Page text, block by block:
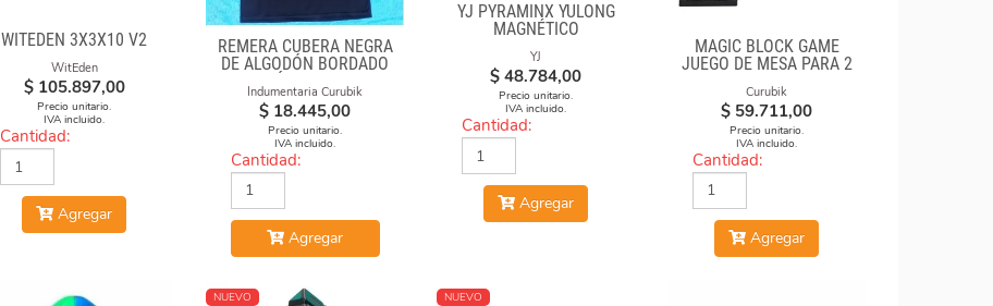
WITEDEN 3X3X10 V2
WitEden
$ 105.897,00
Precio unitario.
IVA incluido.
Cantidad:
Agregar
REMERA CUBERA NEGRA
DE ALGODÓN BORDADO
"FÓRMULAS"
Indumentaria Curubik
$ 18.445,00
Precio unitario.
IVA incluido.
Cantidad:
Agregar
YJ PYRAMINX YULONG
MAGNÉTICO
YJ
$ 48.784,00
Precio unitario.
IVA incluido.
Cantidad:
Agregar
MAGIC BLOCK GAME
JUEGO DE MESA PARA 2
Curubik
$ 59.711,00
Precio unitario.
IVA incluido.
Cantidad:
Agregar
NUEVO NUEVO